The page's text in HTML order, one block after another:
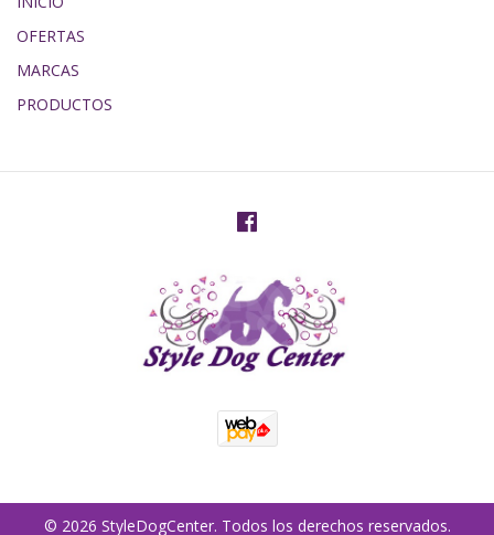
OFERTAS
MARCAS
PRODUCTOS
© 2026 StyleDogCenter. Todos los derechos reservados.